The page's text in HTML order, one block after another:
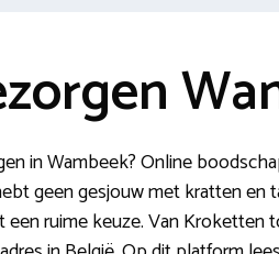
in Wambeek? Online
geen gesjouw met kratten en
ruime keuze. Van